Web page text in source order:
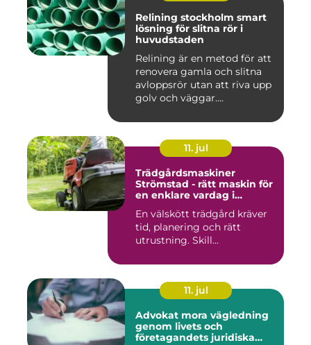
Relining stockholm smart
lösning för slitna rör i
huvudstaden
Relining är en metod för att
renovera gamla och slitna
avloppsrör utan att riva upp
golv och väggar....
11. jul
Trädgårdsmaskiner
Strömstad - rätt maskin för
en enklare vardag i
En välskött trädgård kräver
tid, planering och rätt
utrustning. Skill...
11. jul
Advokat mora vägledning
genom livets och
företagandets juridiska